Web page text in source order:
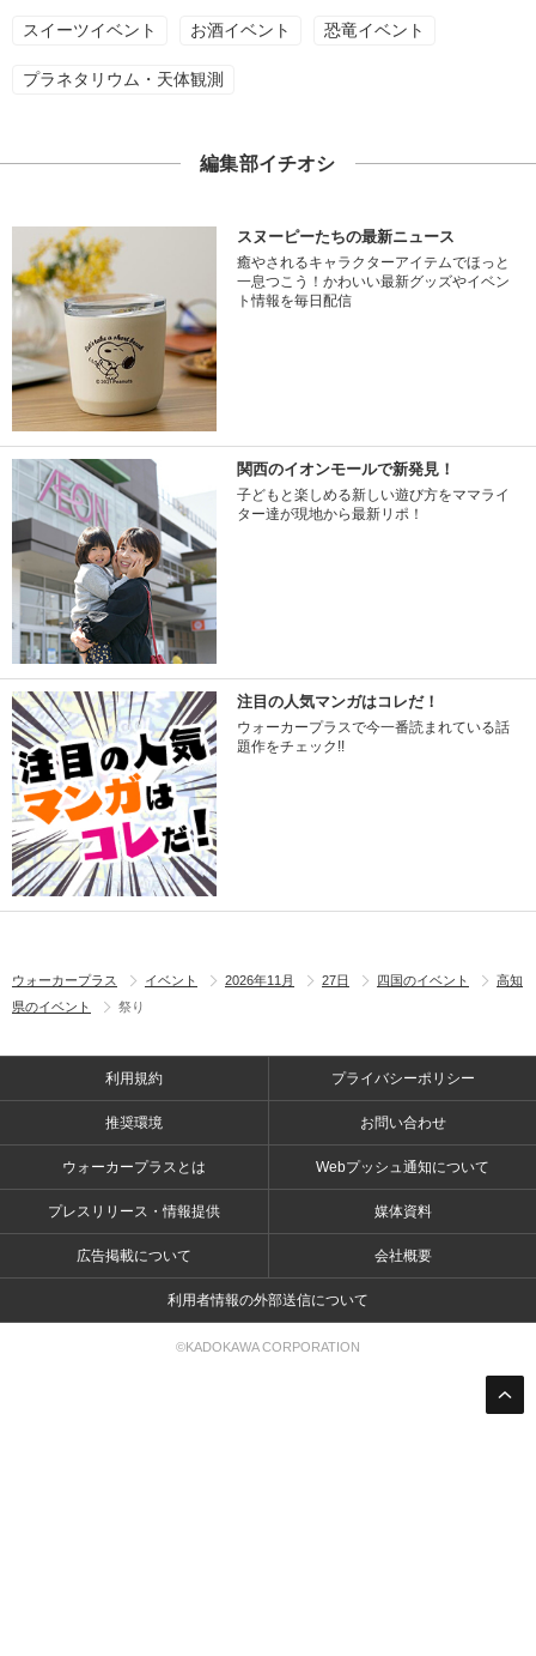
スイーツイベント お酒イベント 恐竜イベント
プラネタリウム・天体観測
編集部イチオシ
スヌーピーたちの最新ニュース
癒やされるキャラクターアイテムでほっと
一息つこう！かわいい最新グッズやイベン
ト情報を毎日配信
関西のイオンモールで新発見！
子どもと楽しめる新しい遊び方をママライ
ター達が現地から最新リポ！
注目の人気マンガはコレだ！
ウォーカープラスで今一番読まれている話
題作をチェック!!
ウォーカープラス イベント 2026年11月 27日 四国のイベント
高知
県のイベント
祭り
利用規約 プライバシーポリシー
推奨環境 お問い合わせ
ウォーカープラスとは Webプッシュ通知について
プレスリリース・情報提供 媒体資料
広告掲載について 会社概要
利用者情報の外部送信について
©KADOKAWA CORPORATION